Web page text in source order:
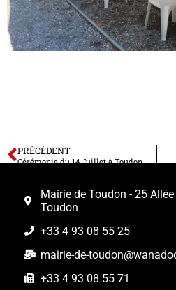
PRÉCÉDENT
Cérémonie du 14 Juillet à Toudon
Mairie de Toudon - 25
Toudon
+33 4 93 08 55 25
mairie-de-
+33 4 93 08 55 71